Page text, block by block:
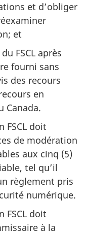
et d’obliger
et
FSCL après
fourni sans
des recours
en
Canada.
FSCL doit
de modération
aux cinq (5)
tel qu’il
règlement pris
numérique.
FSCL doit
à la